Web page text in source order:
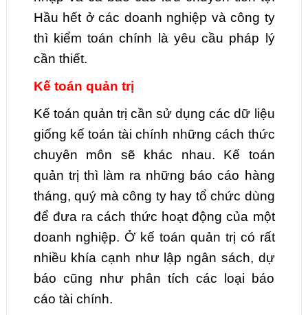
Hầu hết ở các doanh nghiệp và công ty
thì kiểm toán chính là yêu cầu pháp lý
cần thiết.
Kế toán quản trị
Kế toán quản trị cần sử dụng các dữ liệu
giống kế toán tài chính những cách thức
chuyên môn sẽ khác nhau. Kế toán
quản trị thì làm ra những báo cáo hàng
tháng, quý mà công ty hay tổ chức dùng
để đưa ra cách thức hoạt động của một
doanh nghiệp. Ở kế toán quản trị có rất
nhiều khía cạnh như lập ngân sách, dự
báo cũng như phân tích các loại báo
cáo tài chính.